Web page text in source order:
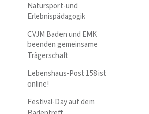
Natursport-und
Erlebnispädagogik
CVJM Baden und EMK
beenden gemeinsame
Trägerschaft
Lebenshaus-Post 158 ist
online!
Festival-Day auf dem